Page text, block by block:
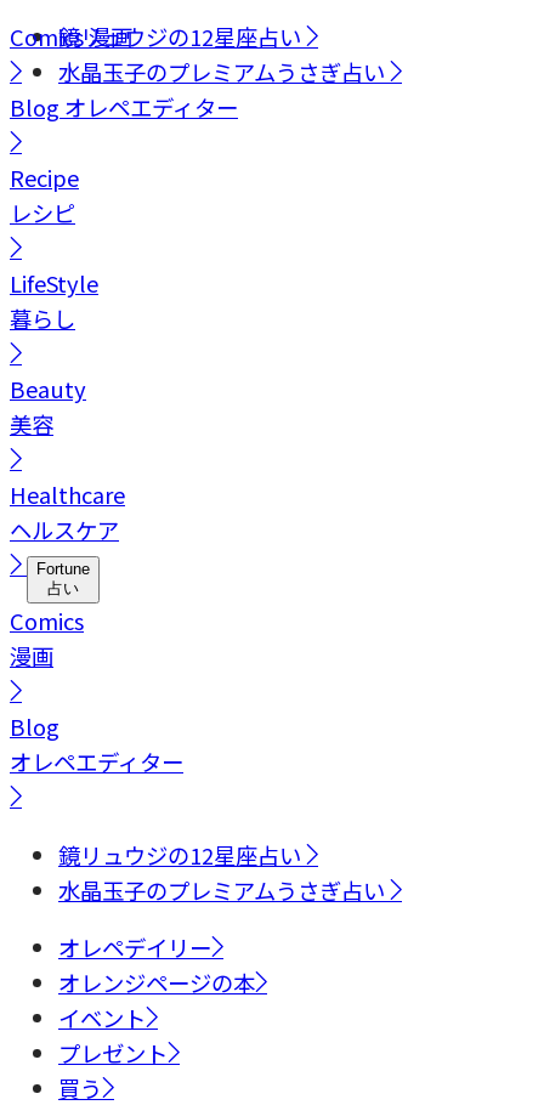
鏡リュウジの12星座占い
水晶玉子のプレミアムうさぎ占い
Comics漫画
Blog オレペエディター
Recipe
レシピ
LifeStyle
暮らし
Beauty
美容
Healthcare
ヘルスケア
Fortune
占い
Comics
漫画
Blog
オレペエディター
鏡リュウジの12星座占い
水晶玉子のプレミアムうさぎ占い
オレペデイリー
オレンジページの本
イベント
プレゼント
買う